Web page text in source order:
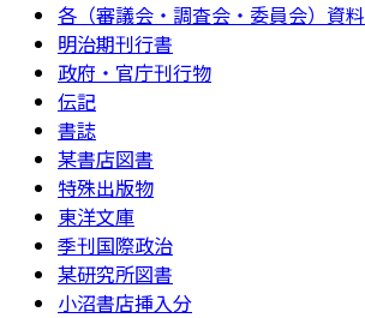
各（審議会・調査会・委員会）資料
明治期刊行書
政府・官庁刊行物
伝記
書誌
某書店図書
特殊出版物
東洋文庫
季刊国際政治
某研究所図書
小沼書店挿入分